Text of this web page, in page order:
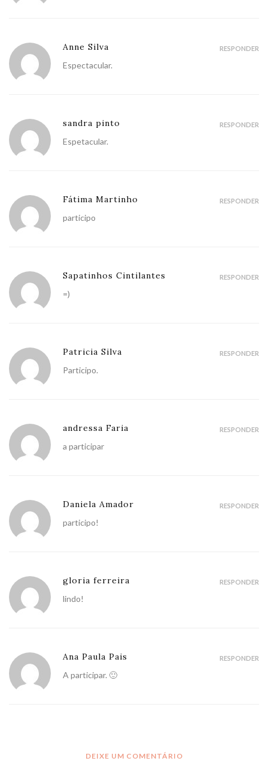
Anne Silva
Espectacular.
RESPONDER
sandra pinto
Espetacular.
RESPONDER
Fátima Martinho
participo
RESPONDER
Sapatinhos Cintilantes
=)
RESPONDER
Patricia Silva
Participo.
RESPONDER
andressa Faria
a participar
RESPONDER
Daniela Amador
participo!
RESPONDER
gloria ferreira
lindo!
RESPONDER
Ana Paula Pais
A participar. 🙂
RESPONDER
DEIXE UM COMENTÁRIO